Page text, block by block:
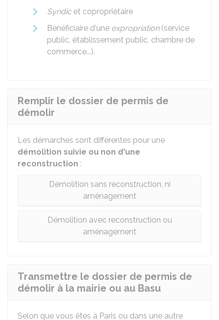
Syndic et copropriétaire
Bénéficiaire d'une expropriation(service
public, établissement public, chambre de
commerce...).
Remplir le dossier de permis de
démolir
Les démarches sont différentes pour une
démolition suivie ou non d'une
reconstruction :
Démolition sans reconstruction, ni
aménagement
Démolition avec reconstruction ou
aménagement
Transmettre le dossier de permis de
démolir à la mairie ou au Basu
Selon que vous êtes à Paris ou dans une autre